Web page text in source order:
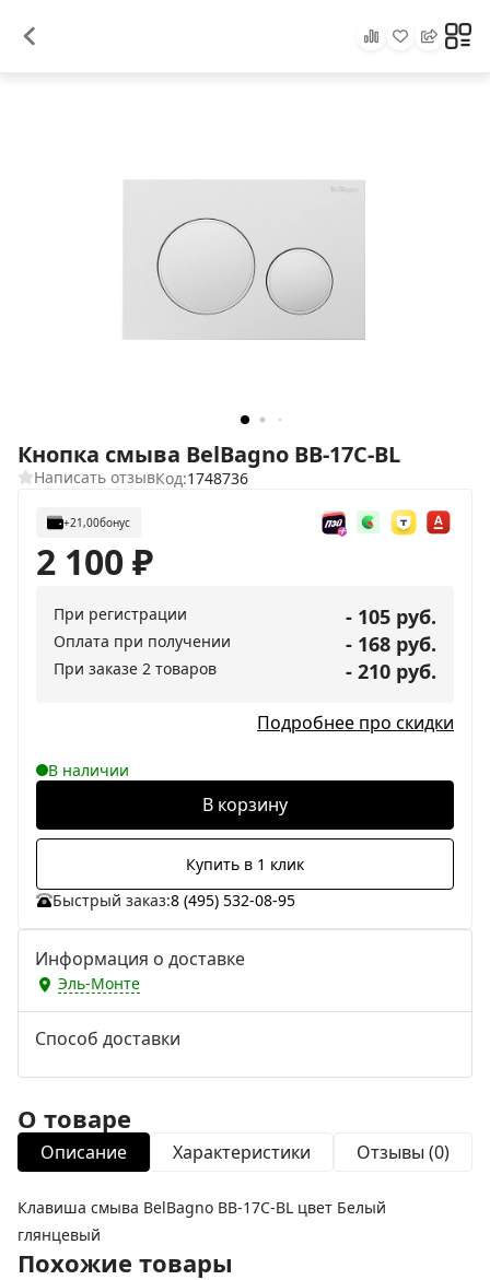
Кнопка смыва BelBagno BB-17C-BL
Написать отзывКод:1748736
+21,00бонус
2 100₽
При регистрации - 105 руб.
Оплата при получении - 168 руб.
При заказе 2 товаров - 210 руб.
Подробнее про скидки
В наличии
В корзину
Купить в 1 клик
Быстрый заказ:8 (495) 532-08-95
Информация о доставке
Эль-Монте
Способ доставки
О товаре
Описание Характеристики Отзывы (0)
Клавиша смыва BelBagno BB-17C-BL цвет Белый
глянцевый
Похожие товары